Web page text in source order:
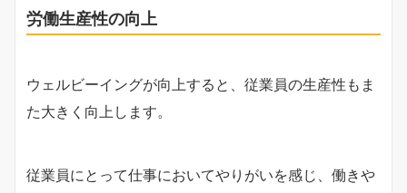
労働生産性の向上
ウェルビーイングが向上すると、従業員の生産性もま
た大きく向上します。
従業員にとって仕事においてやりがいを感じ、働きや